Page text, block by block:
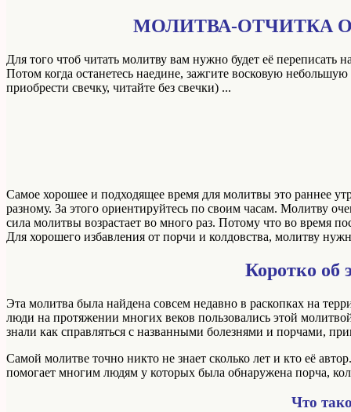
МОЛИТВА-ОТЧИТКА
Для того чтоб читать молитву вам нужно будет её переписать
Потом когда останетесь наедине, зажгите восковую
приобрести свечку, читайте без свечки) ...
Самое хорошее и подходящее время для молитвы это раннее
разному. За этого ориентируйтесь по своим часам. Молитву
сила молитвы возрастает во много раз. Потому что во время
Для хорошего избавления от порчи и колдовства, молитву
Коротко об
Эта молитва была найдена совсем недавно в раскопках на
люди на протяжении многих веков пользовались этой
знали как справляться с названными болезнями и порчами,
Самой молитве точно никто не знает сколько лет и кто её
помогает многим людям у которых была обнаружена порча,
Что